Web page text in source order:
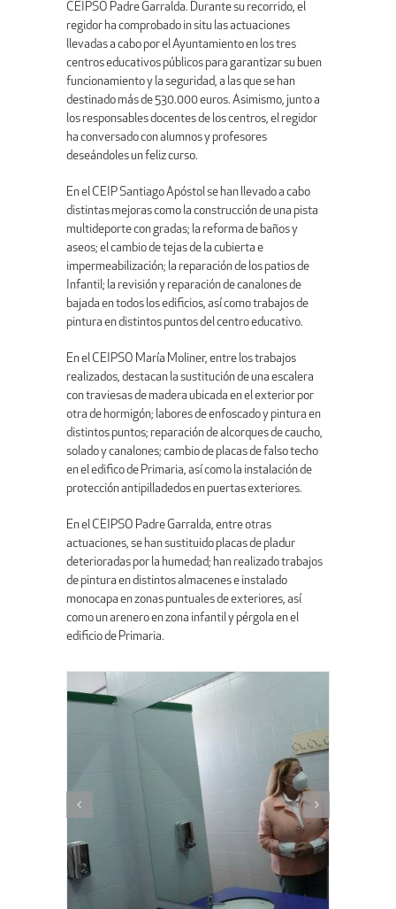
CEIPSO Padre Garralda. Durante su recorrido, el
regidor ha comprobado in situ las actuaciones
llevadas a cabo por el Ayuntamiento en los tres
centros educativos públicos para garantizar su buen
funcionamiento y la seguridad, a las que se han
destinado más de 530.000 euros. Asimismo, junto a
los responsables docentes de los centros, el regidor
ha conversado con alumnos y profesores
deseándoles un feliz curso.
En el CEIP Santiago Apóstol se han llevado a cabo
distintas mejoras como la construcción de una pista
multideporte con gradas; la reforma de baños y
aseos; el cambio de tejas de la cubierta e
impermeabilización; la reparación de los patios de
Infantil; la revisión y reparación de canalones de
bajada en todos los edificios, así como trabajos de
pintura en distintos puntos del centro educativo.
En el CEIPSO María Moliner, entre los trabajos
realizados, destacan la sustitución de una escalera
con traviesas de madera ubicada en el exterior por
otra de hormigón; labores de enfoscado y pintura en
distintos puntos; reparación de alcorques de caucho,
solado y canalones; cambio de placas de falso techo
en el edifico de Primaria, así como la instalación de
protección antipilladedos en puertas exteriores.
En el CEIPSO Padre Garralda, entre otras
actuaciones, se han sustituido placas de pladur
deterioradas por la humedad; han realizado trabajos
de pintura en distintos almacenes e instalado
monocapa en zonas puntuales de exteriores, así
como un arenero en zona infantil y pérgola en el
edificio de Primaria.